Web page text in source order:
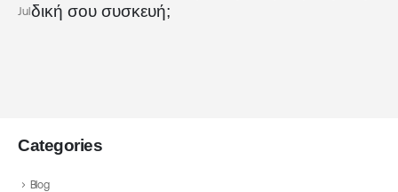
Julδική σου συσκευή;
Categories
Blog